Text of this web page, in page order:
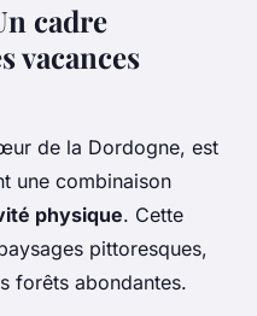
cadre
vacances
de la Dordogne, est
une combinaison
physique. Cette
pittoresques,
forêts abondantes.